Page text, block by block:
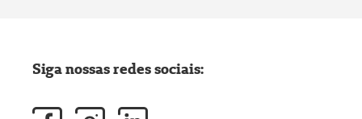
Siga nossas redes sociais: